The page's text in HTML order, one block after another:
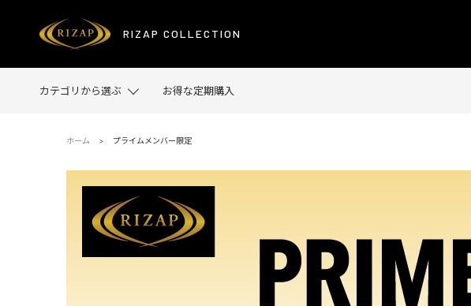
RIZAP COLLECTION
カテゴリから選ぶ お得な定期購入
ホーム プライムメンバー限定